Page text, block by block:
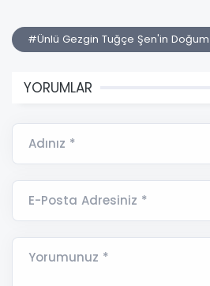
#Ünlü Gezgin Tuğçe Şen'in Doğum
YORUMLAR
Adınız *
E-Posta Adresiniz *
Yorumunuz *